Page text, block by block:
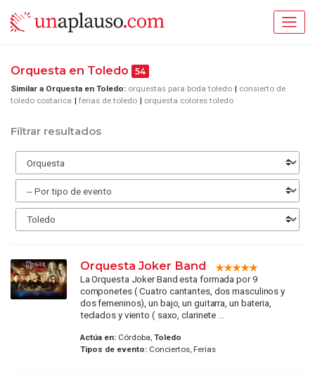
Orquesta en Toledo 54
Similar a Orquesta en Toledo: orquestas para boda toledo
consierto de
toledo costarica
ferias de toledo orquesta colores toledo
Filtrar resultados
Orquesta Joker Band
La Orquesta Joker Band esta formada por 9
componetes ( Cuatro cantantes, dos masculinos y
dos femeninos), un bajo, un guitarra, un bateria,
teclados y viento ( saxo, clarinete ...
Actúa en:Córdoba, Toledo
Tipos de evento:Conciertos, Ferias